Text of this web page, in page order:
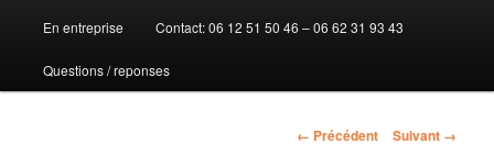
au
contenu
En entreprise Contact: 06 12 51 50 46 – 06 62 31 93 43
Questions / reponses
Navigation
← Précédent Suivant →